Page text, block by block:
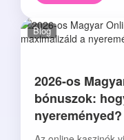
Blog
2026-os
bónuszok:
nyereményed?